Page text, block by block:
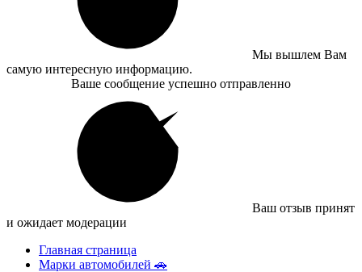
Мы вышлем Вам
самую интересную информацию.
Ваше сообщение успешно отправленно
Ваш отзыв принят
и ожидает модерации
Главная страница
Марки автомобилей 🚗